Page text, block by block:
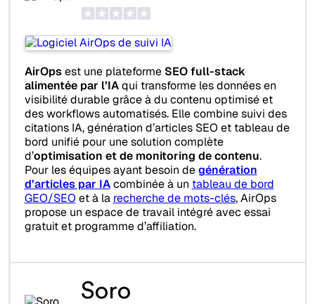
AirOpsest une plateforme SEO full-stack
alimentée par l’IAqui transforme les données en
visibilité durable grâce à du contenu optimisé et
des workflows automatisés. Elle combine suivi des
citations IA, génération d’articles SEO et tableau de
bord unifié pour une solution complète
d’optimisation et de monitoring de contenu.
Pour les équipes ayant besoin degénération
d’articles par IAcombinée à un tableau de bord
GEO/SEO et à la recherche de mots-clés, AirOps
propose un espace de travail intégré avec essai
gratuit et programme d’affiliation.
Soro